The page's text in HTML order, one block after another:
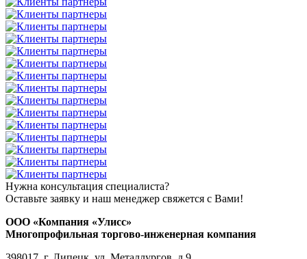
Нужна консультация специалиста?
Оставьте заявку и наш менеджер свяжется с Вами!
ООО «Компания «Улисс»
Многопрофильная торгово-инженерная компания